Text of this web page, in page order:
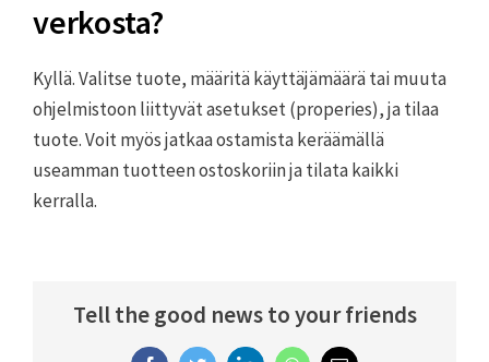
verkosta?
Kyllä. Valitse tuote, määritä käyttäjämäärä tai muuta
ohjelmistoon liittyvät asetukset (properies), ja tilaa
tuote. Voit myös jatkaa ostamista keräämällä
useamman tuotteen ostoskoriin ja tilata kaikki
kerralla.
Tell the good news to your friends